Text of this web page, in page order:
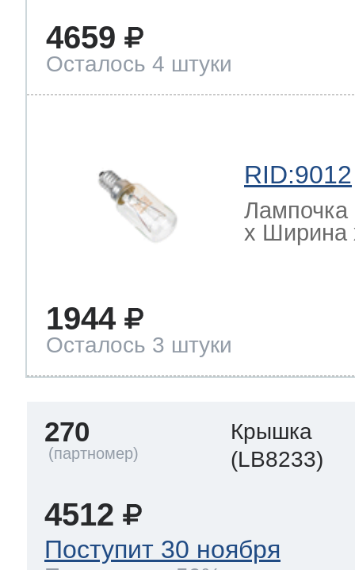
4659
Осталось 4 штуки
RID:9012
Лампочка
х Ширина
1944
Осталось 3 штуки
270
Крышка
(LB8233)
4512
Поступит 30 ноября